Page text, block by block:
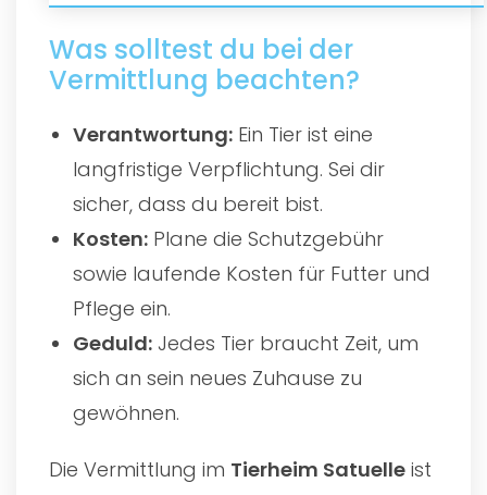
Was solltest du bei der
Vermittlung beachten?
Verantwortung: Ein Tier ist eine
langfristige Verpflichtung. Sei dir
sicher, dass du bereit bist.
Kosten: Plane die Schutzgebühr
sowie laufende Kosten für Futter und
Pflege ein.
Geduld: Jedes Tier braucht Zeit, um
sich an sein neues Zuhause zu
gewöhnen.
Die Vermittlung im Tierheim Satuelle ist